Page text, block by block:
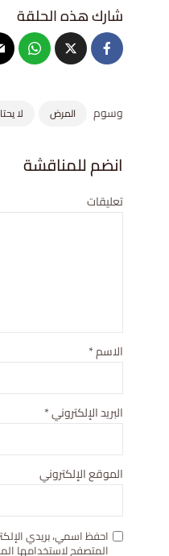
وسوم المرض لا
انضم للمناقشة
تعليقات
الاسم*
البريد الإلكتروني*
الموقع الإلكتروني
احفظ اسمي، بريدي
المتصفح لاستخدامها